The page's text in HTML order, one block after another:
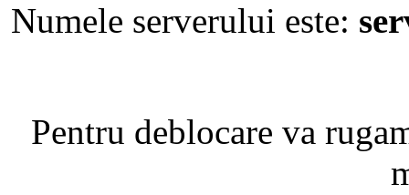
Numele serverului este:
Pentru deblocare va